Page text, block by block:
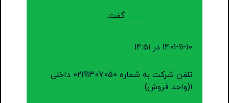
گفت:
1401-11-10 در 14:51
تلفن شرکت به شماره 02191307050 داخلی
1(واحد فروش)